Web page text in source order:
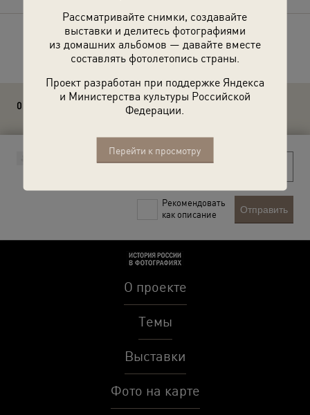
Рассматривайте снимки, создавайте
выставки и делитесь фотографиями
из домашних альбомов — давайте вместе
составлять фотолетопись страны.
Проект разработан при поддержке Яндекса
и Министерства культуры Российской
Федерации.
Перейти к просмотру
Расскажите друзьям об этом фото
0 комментариев
Рекомендовать
как описание
Отправить
О проекте
Темы
Выставки
Фото на карте